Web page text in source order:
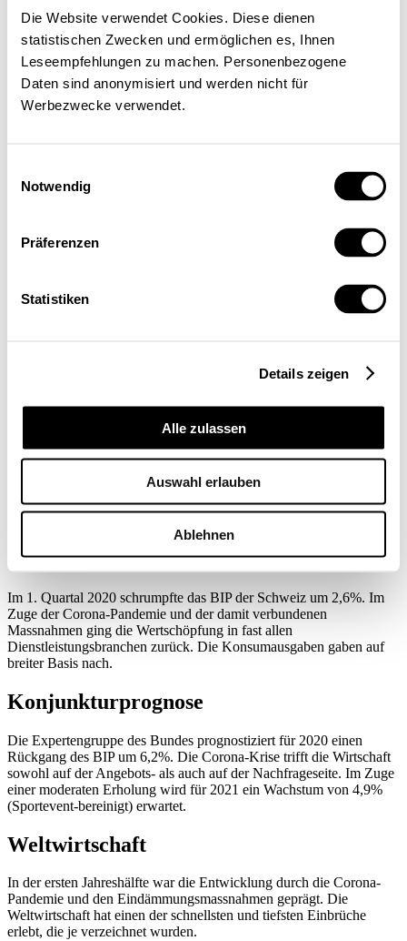
Die Website verwendet Cookies. Diese dienen
statistischen Zwecken und ermöglichen es, Ihnen
Leseempfehlungen zu machen. Personenbezogene
Daten sind anonymisiert und werden nicht für
Werbezwecke verwendet.
Notwendig
Präferenzen
Statistiken
Details zeigen
Alle zulassen
Auswahl erlauben
Ablehnen
Mein Profil
Serien
Wirtschaftslage Schweiz
Im 1. Quartal 2020 schrumpfte das BIP der Schweiz um 2,6%. Im
Zuge der Corona-Pandemie und der damit verbundenen
Massnahmen ging die Wertschöpfung in fast allen
Dienstleistungsbranchen zurück. Die Konsumausgaben gaben auf
breiter Basis nach.
Konjunkturprognose
Die Expertengruppe des Bundes prognostiziert für 2020 einen
Rückgang des BIP um 6,2%. Die Corona-Krise trifft die Wirtschaft
sowohl auf der Angebots- als auch auf der Nachfrageseite. Im Zuge
einer moderaten Erholung wird für 2021 ein Wachstum von 4,9%
(Sportevent-bereinigt) erwartet.
Weltwirtschaft
In der ersten Jahreshälfte war die Entwicklung durch die Corona-
Pandemie und den Eindämmungsmassnahmen geprägt. Die
Weltwirtschaft hat einen der schnellsten und tiefsten Einbrüche
erlebt, die je verzeichnet wurden.